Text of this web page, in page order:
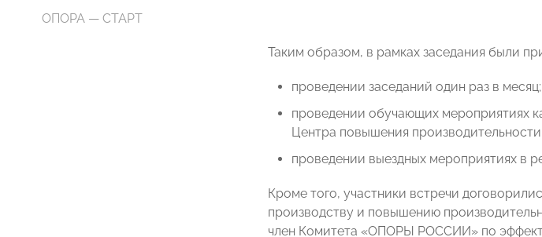
ОПОРА — СТАРТ
Таким образом, в рамках заседания были
проведении заседаний один раз в месяц;
проведении обучающих мероприятиях
Центра повышения
проведении выездных мероприятиях в
Кроме того, участники встречи
производству и повышению
член Комитета «ОПОРЫ РОССИИ» по